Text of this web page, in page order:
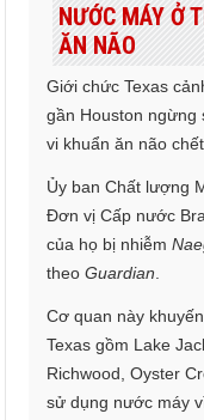
NƯỚC MÁY Ở
ĂN NÃO
Giới chức Texas
gần Houston ngừng
vi khuẩn ăn não
Ủy ban Chất lượng
Đơn vị Cấp nước
của họ bị nhiễm
theoGuardian
Cơ quan này
Texas gồm Lake
Richwood, Oyster
sử dụng nước máy